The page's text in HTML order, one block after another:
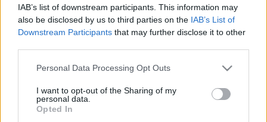
IAB’s list of downstream participants. This information may
also be disclosed by us to third parties on the IAB’s List of
Downstream Participants that may further disclose it to other
Please note that this website/app uses one or more Google
not limited to your visit or usage behaviour. You may click to
grant or deny consent to Google and its third-party tags to
use your data for below specified purposes in below Google
Personal Data Processing Opt Outs
I want to opt-out of the Sharing of my
personal data.
Opted In
Σενάριο – Σκηνοθεσία: Θοδωρής Παπαδουλάκης
Διευθυντής Φωτογραφίας: Θωμάς Βαρβίας
Πρωτότυπη Μουσική: Μίνως Μάτσας
Ενδυματολόγος: Νατάσα Σαρρή
‘Hχος: Μαρίνος Αθανασόπουλος